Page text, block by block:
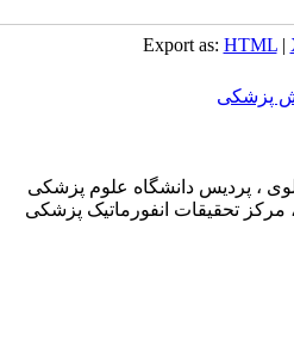
Export as:HTML
پزشکی
، پردیس دانشگاه علوم پزشکی
تحقیقات انفورماتیک پزشکی